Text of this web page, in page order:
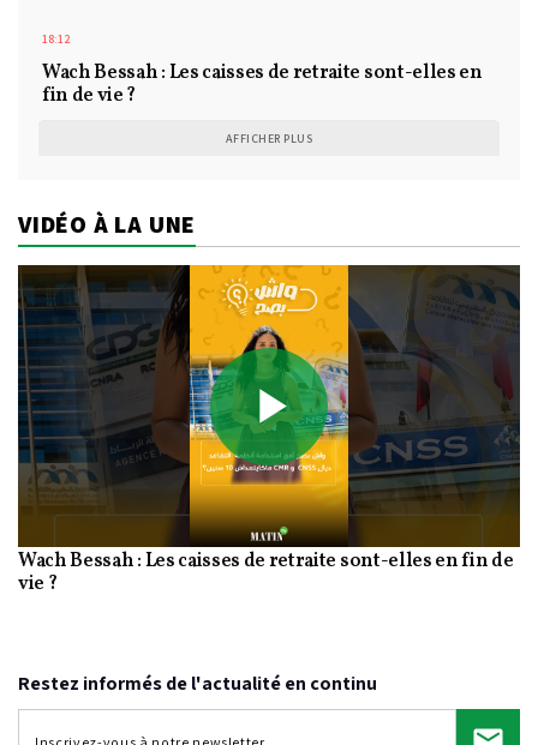
18:12
Wach Bessah : Les caisses de retraite sont-elles en
fin de vie ?
AFFICHER PLUS
VIDÉO À LA UNE
Play
Video
Wach Bessah : Les caisses de retraite sont-elles en fin de
vie ?
Restez informés de l'actualité en continu